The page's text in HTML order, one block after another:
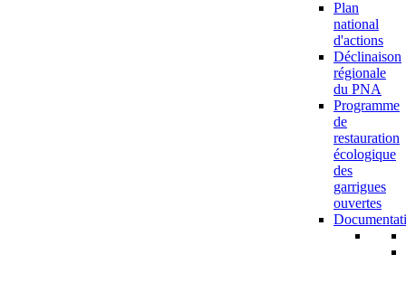
Plan
national
d'actions
Déclinaison
régionale
du PNA
Programme
de
restauration
écologique
des
garrigues
ouvertes